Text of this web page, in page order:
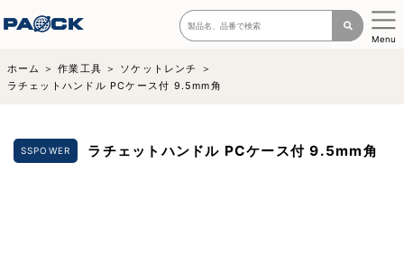
Menu
ホーム 作業工具
ソケットレンチ
ラチェットハンドル PCケース付 9.5mm角
SSPOWER ラチェットハンドル PCケース付 9.5mm角